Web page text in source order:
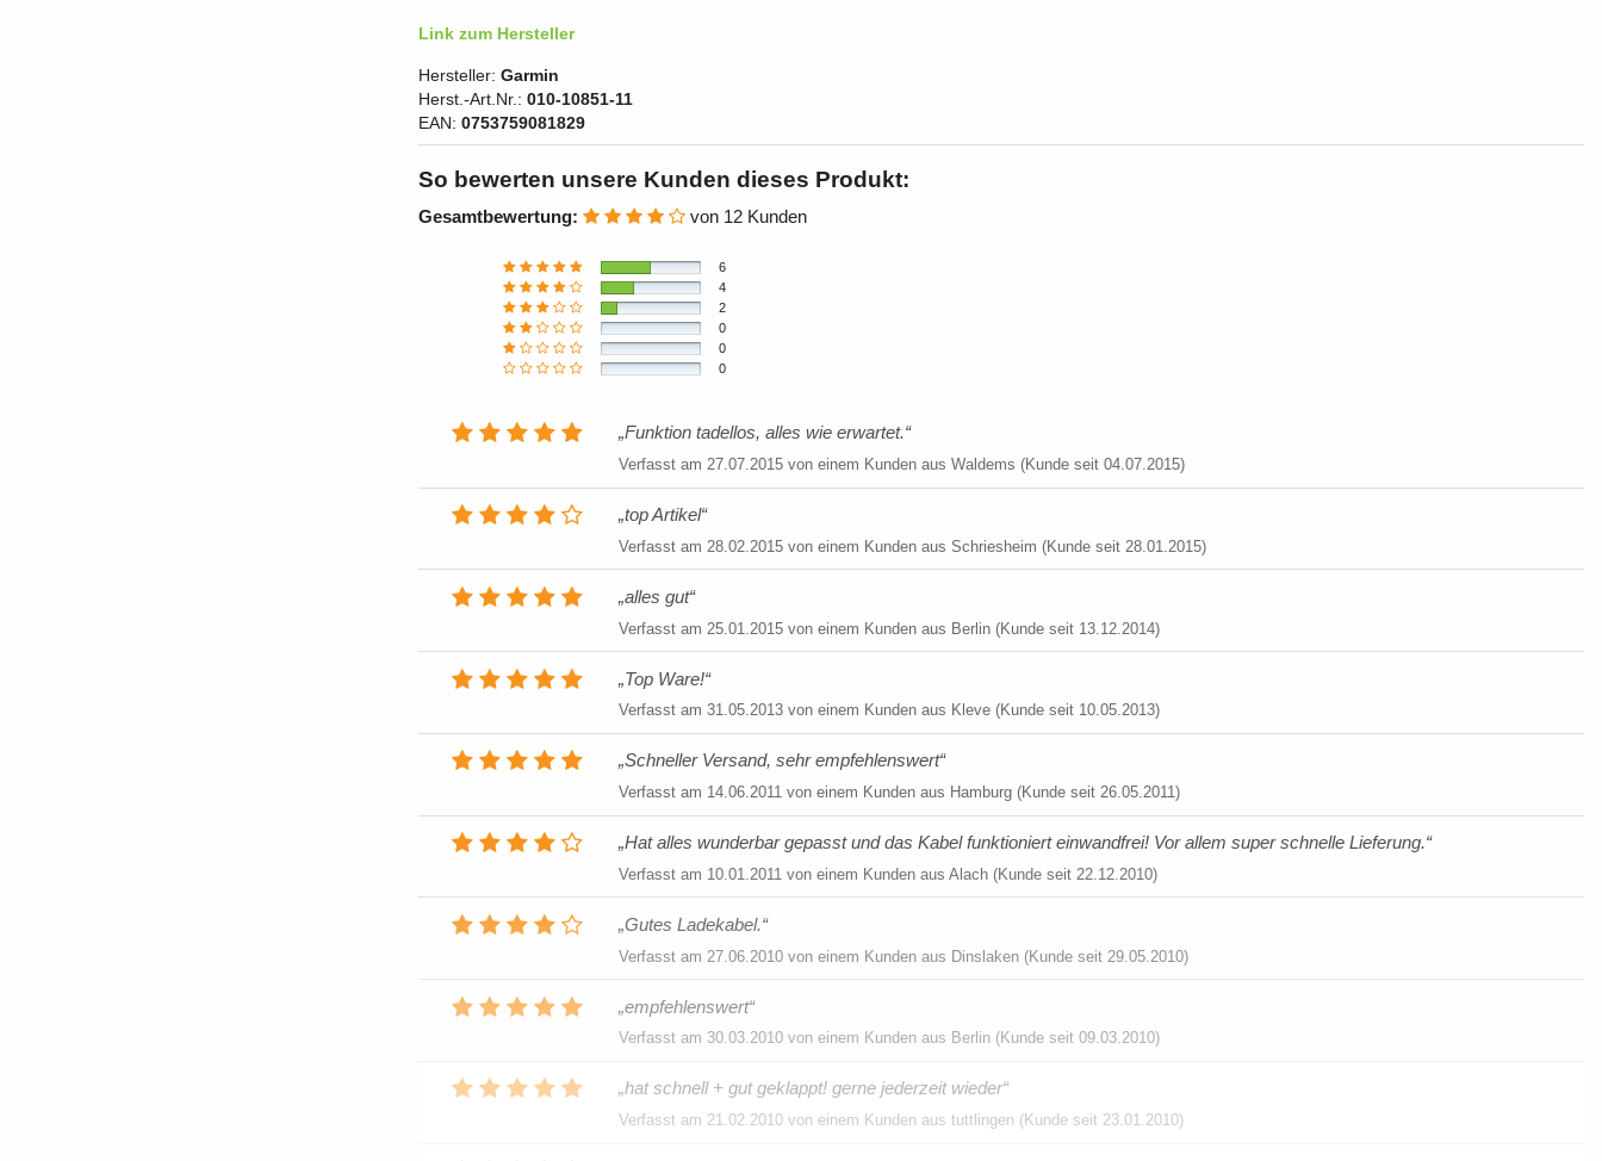
Link zum Hersteller
Hersteller: Garmin
Herst.-Art.Nr.: 010-10851-11
EAN: 0753759081829
So bewerten unsere Kunden dieses Produkt:
Gesamtbewertung: von 12 Kunden
6
4
2
0
0
0
Funktion tadellos, alles wie erwartet.
Verfasst am 27.07.2015 von einem Kunden aus Waldems (Kunde seit 04.07.2015)
top Artikel
Verfasst am 28.02.2015 von einem Kunden aus Schriesheim (Kunde seit 28.01.2015)
alles gut
Verfasst am 25.01.2015 von einem Kunden aus Berlin (Kunde seit 13.12.2014)
Top Ware!
Verfasst am 31.05.2013 von einem Kunden aus Kleve (Kunde seit 10.05.2013)
Schneller Versand, sehr empfehlenswert
Verfasst am 14.06.2011 von einem Kunden aus Hamburg (Kunde seit 26.05.2011)
Hat alles wunderbar gepasst und das Kabel funktioniert einwandfrei! Vor allem super schnelle Lieferung.
Verfasst am 10.01.2011 von einem Kunden aus Alach (Kunde seit 22.12.2010)
Gutes Ladekabel.
Verfasst am 27.06.2010 von einem Kunden aus Dinslaken (Kunde seit 29.05.2010)
empfehlenswert
Verfasst am 30.03.2010 von einem Kunden aus Berlin (Kunde seit 09.03.2010)
hat schnell + gut geklappt! gerne jederzeit wieder
Verfasst am 21.02.2010 von einem Kunden aus tuttlingen (Kunde seit 23.01.2010)